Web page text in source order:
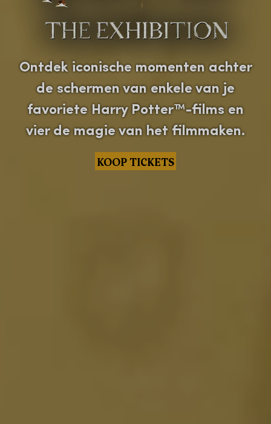
Ontdek iconische momenten achter
de schermen van enkele van je
favoriete Harry Potter™-films en
vier de magie van het filmmaken.
KOOP TICKETS